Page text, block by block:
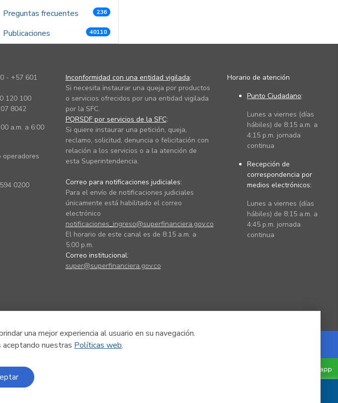
una mejor experiencia al usuario en su navegación.
nuestras Políticas web.
Preguntas frecuentes 236
Publicaciones 40110
- +57 601
120 100
8042
a.m. a 6:00
operadores
0200
Inconformidad con una entidad vigilada:
Si necesita instaurar una queja por productos
o servicios ofrecidos por una entidad vigilada
por la SFC.
PQRSDF por servicios de la SFC:
Si quiere instaurar una petición, queja,
reclamo, solicitud, denuncia o felicitación con
relación a los servicios o a la atención de
esta Superintendencia.
Correo para notificaciones judiciales:
Para el envío de notificaciones judiciales
únicamente está habilitado el correo
electrónico
notificaciones_ingreso@superfinanciera.gov.co
El horario de este canal es de 8:15 a.m. a
5:00 p.m.
Correo institucional:
super@superfinanciera.gov.co
Horario de atención
Punto Ciudadano:
Lunes a viernes (días
hábiles) de 8:15 a.m. a
4:15 p.m. jornada
continua
Recepción de
correspondencia por
medios electrónicos:
Lunes a viernes (días
hábiles) de 8:15 a.m. a
4:45 p.m. jornada
continua
Powered by Nexura